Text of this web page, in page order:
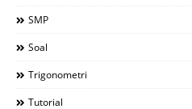
SMP
Soal
Trigonometri
Tutorial